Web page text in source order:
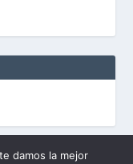
damos la mejor